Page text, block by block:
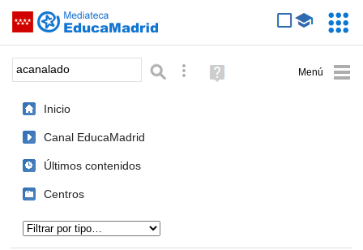
Saltar navegación
Palabra o frase: Búsqueda avanzada
Ayuda
(en
Inicio
Canal EducaMadrid
Últimos contenidos
Centros